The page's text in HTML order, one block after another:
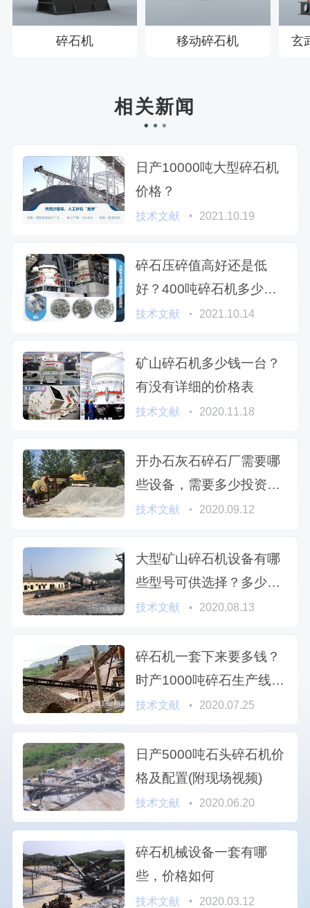
碎石机 移动碎石机 玄
相关新闻
日产10000吨大型碎石机
价格？
技术文献 2021.10.19
碎石压碎值高好还是低
好？400吨碎石机多少钱
一台？
技术文献 2021.10.14
矿山碎石机多少钱一台？
有没有详细的价格表
技术文献 2020.11.18
开办石灰石碎石厂需要哪
些设备，需要多少投资成
本？
技术文献 2020.09.12
大型矿山碎石机设备有哪
些型号可供选择？多少钱
一台？
技术文献 2020.08.13
碎石机一套下来要多钱？
时产1000吨碎石生产线作
业视频
技术文献 2020.07.25
日产5000吨石头碎石机价
格及配置(附现场视频)
技术文献 2020.06.20
碎石机械设备一套有哪
些，价格如何
技术文献 2020.03.12